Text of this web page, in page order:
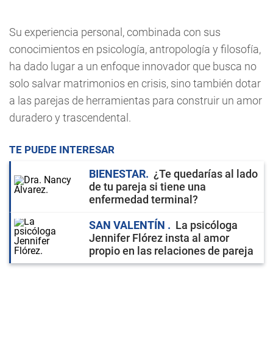
Su experiencia personal, combinada con sus
conocimientos en psicología, antropología y filosofía,
ha dado lugar a un enfoque innovador que busca no
solo salvar matrimonios en crisis, sino también dotar
a las parejas de herramientas para construir un amor
duradero y trascendental.
TE PUEDE INTERESAR
BIENESTAR
¿Te quedarías al lado
de tu pareja si tiene una
enfermedad terminal?
SAN VALENTÍN
La psicóloga
Jennifer Flórez insta al amor
propio en las relaciones de pareja